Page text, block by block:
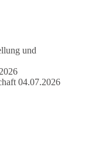
und
04.07.2026